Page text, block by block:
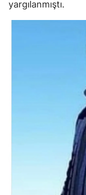
yargılanmıştı.